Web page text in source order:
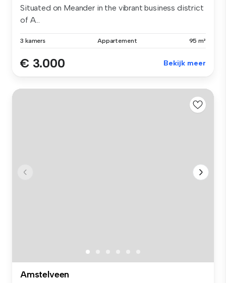
Situated on Meander in the vibrant business district
of A...
3 kamers Appartement 95 m²
€ 3.000 Bekijk meer
Amstelveen